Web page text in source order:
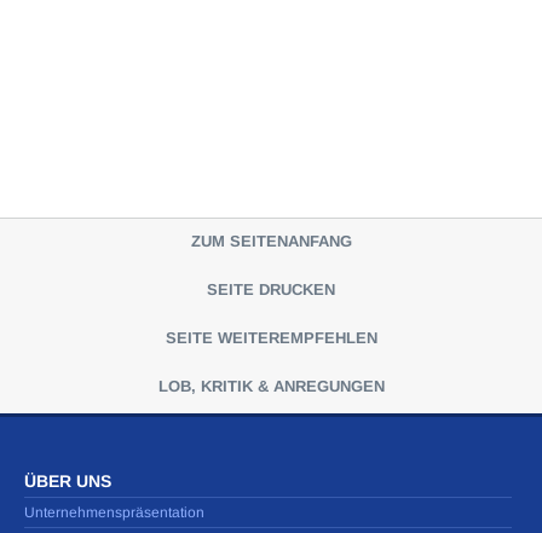
ZUM SEITENANFANG
SEITE DRUCKEN
SEITE WEITEREMPFEHLEN
LOB, KRITIK & ANREGUNGEN
ÜBER UNS
Unternehmenspräsentation